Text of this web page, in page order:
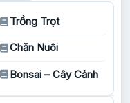
Trồng Trọt
Chăn Nuôi
Bonsai – Cây Cảnh